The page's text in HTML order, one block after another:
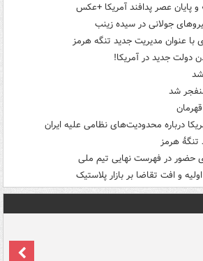
جولانی در سیده زینب
با عنوان مدیریت جدید تنگه هرمز
دولت جدید در آمریکا!
شد
شد
درباره محدودیت‌های نظامی علیه ایران
تنگۀ هرمز
و افت تقاضا بر بازار پلاستیک